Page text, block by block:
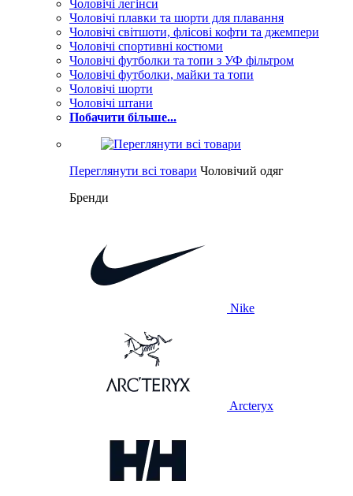
Чоловічі легінси
Чоловічі плавки та шорти для плавання
Чоловічі світшоти, флісові кофти та джемпери
Чоловічі спортивні костюми
Чоловічі футболки та топи з УФ фільтром
Чоловічі футболки, майки та топи
Чоловічі шорти
Чоловічі штани
Побачити більше...
Переглянути всі товари Чоловічий одяг
Бренди
Nike
Arcteryx